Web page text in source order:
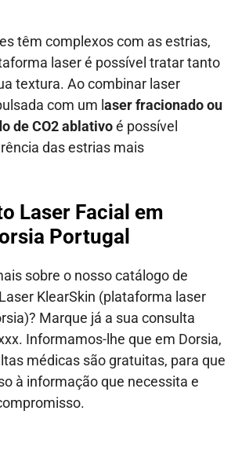
têm complexos com as estrias,
laser é possível tratar tanto
textura. Ao combinar laser
com um laser fracionado ou
de CO2 ablativoé possível
das estrias mais
Laser Facial em
Portugal
sobre o nosso catálogo de
KlearSkin (plataforma laser
Marque já a sua consulta
Informamos-lhe que em Dorsia,
médicas são gratuitas, para que
à informação que necessita e